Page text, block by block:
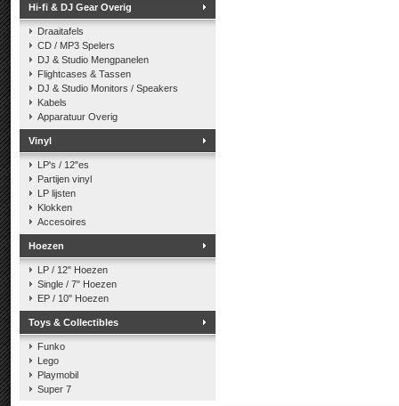
Hi-fi & DJ Gear Overig
Draaitafels
CD / MP3 Spelers
DJ & Studio Mengpanelen
Flightcases & Tassen
DJ & Studio Monitors / Speakers
Kabels
Apparatuur Overig
Vinyl
LP's / 12"es
Partijen vinyl
LP lijsten
Klokken
Accesoires
Hoezen
LP / 12" Hoezen
Single / 7" Hoezen
EP / 10" Hoezen
Toys & Collectibles
Funko
Lego
Playmobil
Super 7